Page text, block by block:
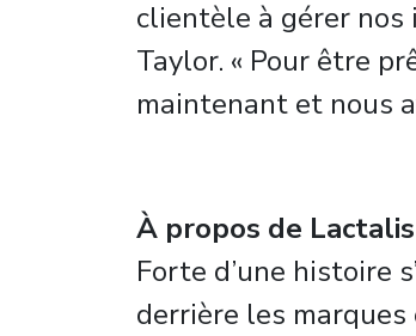
clientèle à gérer nos
Taylor. « Pour être
maintenant et nous
À propos de
Forte d’une histoire
derrière les marques